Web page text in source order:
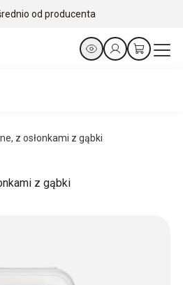
od producenta
z osłonkami z gąbki
z gąbki